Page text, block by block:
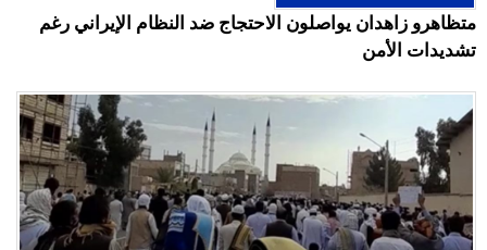
متظاهرو زاهدان يواصلون الاحتجاج ضد النظام الإيراني رغم
تشديدات الأمن